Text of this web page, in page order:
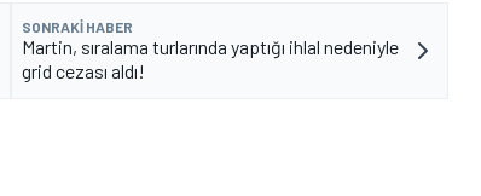
SONRAKI HABER
Martin, sıralama turlarında yaptığı ihlal nedeniyle
grid cezası aldı!